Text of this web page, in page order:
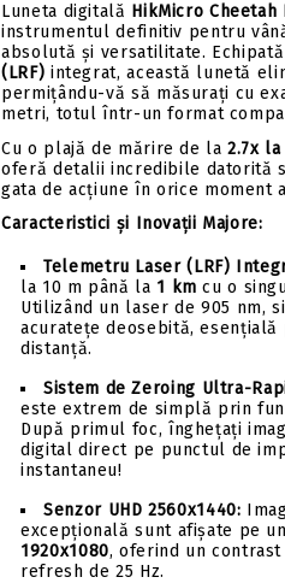
Luneta digitală HikMicro Cheetah
instrumentul definitiv pentru
absolută și versatilitate.
(LRF) integrat, această lunetă
permițându-vă să măsurați cu
metri, totul într-un format
Cu o plajă de mărire de la2.7x la
oferă detalii incredibile datorită
gata de acțiune în orice moment
Caracteristici și Inovații Majore:
Telemetru Laser (LRF)
la 10 m până la 1 km cu o
Utilizând un laser de 905 nm,
acuratețe deosebită,
distanță.
Sistem de Zeroing Ultra-
este extrem de simplă prin
După primul foc, înghețați
digital direct pe punctul de
instantaneu!
Senzor UHD 2560x1440:
excepțională sunt afișate pe
1920x1080, oferind un
refresh de 25 Hz.